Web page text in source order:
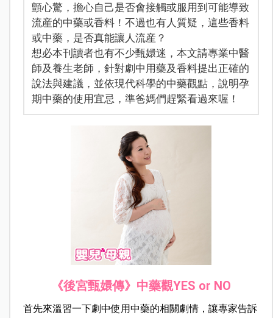
顫心驚，擔心自己是否會接觸或服用到可能導致
流産的中藥或香料！不過也有人質疑，這些香料
或中藥，是否真能讓人流産？
想必本刊讀者也有不少甄嬛迷，本文請專業中醫
師及養生老師，針對劇中用藥及香料提出正確的
說法與建議，並依現代科學的中藥觀點，說明孕
期中藥的使用宜忌，準爸媽們趕緊看過來喔！
《後宮甄嬛傳》中藥觀YES or NO
首先來溫習一下劇中使用中藥的相關劇情，讓專家告訴